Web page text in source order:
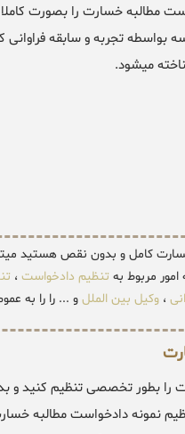
مطالبه خسارت را بصورت
بواسطه تجربه و سابقه
میشود.
کامل و بدون نقص هستید
مربوط به تنظیم دادخواست ،
، وکیل بین الملل و ... را را به
را بطور تخصصی تنظیم کنید و
نمونه دادخواست مطالبه